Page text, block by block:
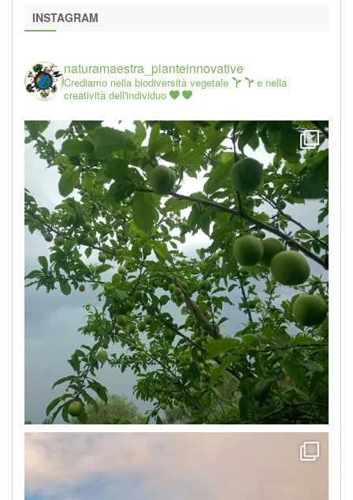
INSTAGRAM
naturamaestra_pianteinnovative
Crediamo nella biodiversità vegetale
e nella
creatività dell'individuo